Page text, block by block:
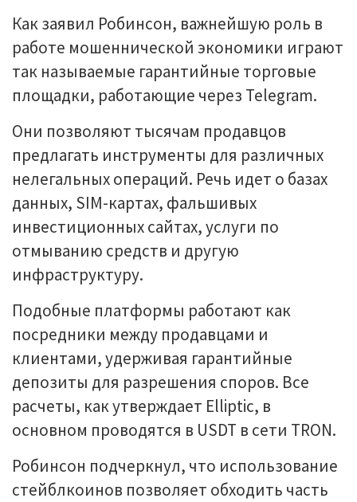
Как заявил Робинсон, важнейшую роль в
работе мошеннической экономики играют
так называемые гарантийные торговые
площадки, работающие через Telegram.
Они позволяют тысячам продавцов
предлагать инструменты для различных
нелегальных операций. Речь идет о базах
данных, SIM-картах, фальшивых
инвестиционных сайтах, услуги по
отмыванию средств и другую
инфраструктуру.
Подобные платформы работают как
посредники между продавцами и
клиентами, удерживая гарантийные
депозиты для разрешения споров. Все
расчеты, как утверждает Elliptic, в
основном проводятся в USDT в сети TRON.
Робинсон подчеркнул, что использование
стейблкоинов позволяет обходить часть